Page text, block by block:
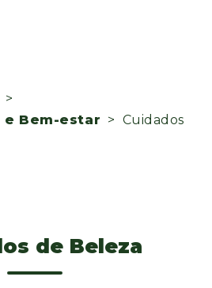
>
e Bem-estar > Cuidados
de Beleza